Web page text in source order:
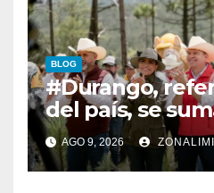
BLOG
#Durango,
del país, se
Jornada
Reforestación
Presidenta
AGO 9, 2026